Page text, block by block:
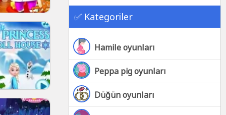
✅ Kategoriler
Hamile oyunları
Peppa pig oyunları
Düğün oyunları